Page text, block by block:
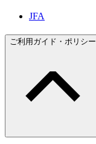
JFA
ご利用ガイド・ポリシー